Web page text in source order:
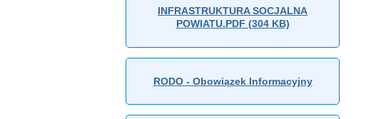
INFRASTRUKTURA SOCJALNA
POWIATU.PDF (304 KB)
RODO - Obowiązek Informacyjny